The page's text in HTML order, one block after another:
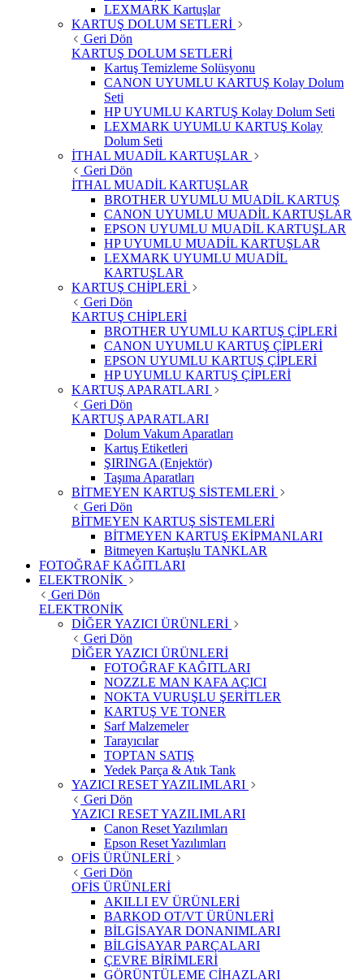
LEXMARK Kartuşlar
KARTUŞ DOLUM SETLERİ
Geri Dön
KARTUŞ DOLUM SETLERİ
Kartuş Temizleme Solüsyonu
CANON UYUMLU KARTUŞ Kolay Dolum
Seti
HP UYUMLU KARTUŞ Kolay Dolum Seti
LEXMARK UYUMLU KARTUŞ Kolay
Dolum Seti
İTHAL MUADİL KARTUŞLAR
Geri Dön
İTHAL MUADİL KARTUŞLAR
BROTHER UYUMLU MUADİL KARTUŞ
CANON UYUMLU MUADİL KARTUŞLAR
EPSON UYUMLU MUADİL KARTUŞLAR
HP UYUMLU MUADİL KARTUŞLAR
LEXMARK UYUMLU MUADİL
KARTUŞLAR
KARTUŞ CHİPLERİ
Geri Dön
KARTUŞ CHİPLERİ
BROTHER UYUMLU KARTUŞ ÇİPLERİ
CANON UYUMLU KARTUŞ ÇİPLERİ
EPSON UYUMLU KARTUŞ ÇİPLERİ
HP UYUMLU KARTUŞ ÇİPLERİ
KARTUŞ APARATLARI
Geri Dön
KARTUŞ APARATLARI
Dolum Vakum Aparatları
Kartuş Etiketleri
ŞIRINGA (Enjektör)
Taşıma Aparatları
BİTMEYEN KARTUŞ SİSTEMLERİ
Geri Dön
BİTMEYEN KARTUŞ SİSTEMLERİ
BİTMEYEN KARTUŞ EKİPMANLARI
Bitmeyen Kartuşlu TANKLAR
FOTOĞRAF KAĞITLARI
ELEKTRONİK
Geri Dön
ELEKTRONİK
DİĞER YAZICI ÜRÜNLERİ
Geri Dön
DİĞER YAZICI ÜRÜNLERİ
FOTOĞRAF KAĞITLARI
NOZZLE MAN KAFA AÇICI
NOKTA VURUŞLU ŞERİTLER
KARTUŞ VE TONER
Sarf Malzemeler
Tarayıcılar
TOPTAN SATIŞ
Yedek Parça & Atık Tank
YAZICI RESET YAZILIMLARI
Geri Dön
YAZICI RESET YAZILIMLARI
Canon Reset Yazılımları
Epson Reset Yazılımları
OFİS ÜRÜNLERİ
Geri Dön
OFİS ÜRÜNLERİ
AKILLI EV ÜRÜNLERİ
BARKOD OT/VT ÜRÜNLERİ
BİLGİSAYAR DONANIMLARI
BİLGİSAYAR PARÇALARI
ÇEVRE BİRİMLERİ
GÖRÜNTÜLEME CİHAZLARI